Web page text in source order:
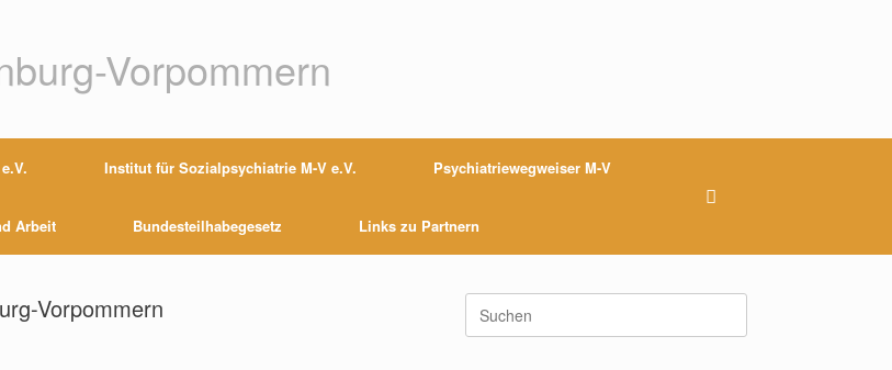
Vorpommern
Institut für Sozialpsychiatrie M-V e.V. Psychiatriewegweiser M-V
Arbeit Bundesteilhabegesetz Links zu Partnern
Vorpommern
nach: